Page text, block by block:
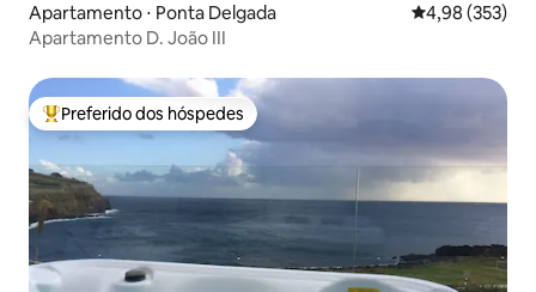
Apartamento ⋅ Ponta Delgada 4,98 de uma
4,98 (353)
Apartamento D. João III
Entre os melhores preferidos dos hóspedes
Preferido dos hóspedes